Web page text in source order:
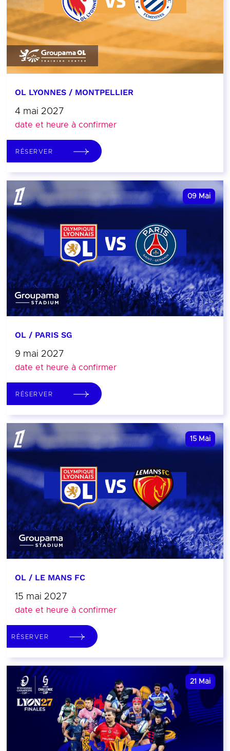
OL LYONNES / MONTPELLIER
4 mai 2027
date et heure à confirmer
RÉSERVER
09 Mai
OL / PARIS SG
9 mai 2027
date et heure à confirmer
RÉSERVER
15 Mai
OL / LE MANS FC
15 mai 2027
date et heure à confirmer
RÉSERVER
21 Mai